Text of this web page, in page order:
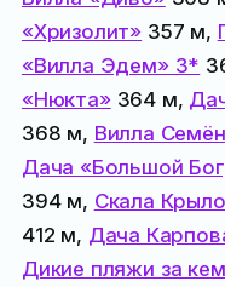
«Хризолит» 357 м,
«Вилла Эдем» 3*
«Нюкта»364 м,
368 м, Вилла
Дача «Большой
394 м, Скала
412 м, Дача
Дикие пляжи за